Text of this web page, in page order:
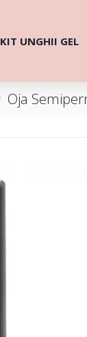
KIT UNGHII GEL
Oja